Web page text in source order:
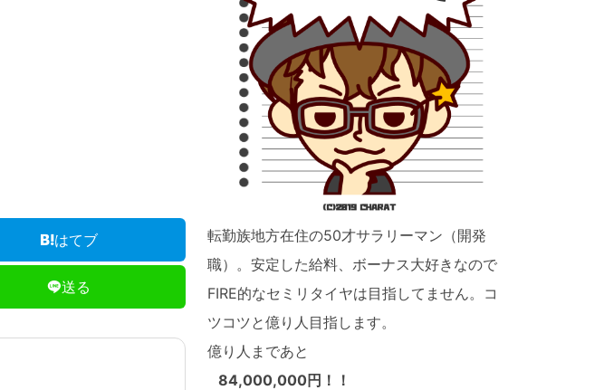
はてブ
送る
転勤族地方在住の50才サラリーマン（開発
職）。安定した給料、ボーナス大好きなので
FIRE的なセミリタイヤは目指してません。コ
ツコツと億り人目指します。
億り人まであと
84,000,000円！！